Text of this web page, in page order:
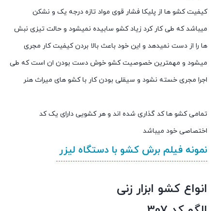
کیفیت کشو ها از پلیکا فشار قوی مواد تازه درجه یک و نشکن
میباشد که طی کار کرد زیاد کشو سابیده نمیشود و حالت تیزی نبش
ها را از دست نمیدهد و این خود باعث بالا بردن کیفیت کار مجری
میشود و مهمترین خصوصیت کشو خوش دست بودن ان است که طی
اجرا مجری خسته نشود و سیقلی بودن کار با کشو های میراث هنر
تمامی کشو ها کد گذاری شده اند و هر کشویی دارای یک کد
اختصاصی خود میباشد
نمونه فیلم برش کشو با دستگاه لیزر
انواع کشو ابزار زنی